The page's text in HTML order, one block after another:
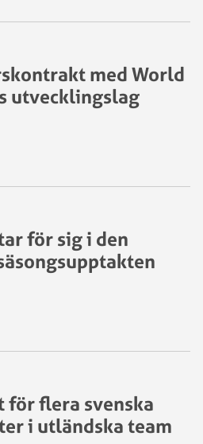
med World
utvecklingslag
för sig i den
för flera svenska
i utländska team